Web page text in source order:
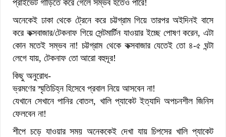
প্রাইভেট গাড়িতে করে গেলে সম্ভব হতেও পারে!
অনেকেই ঢাকা থেকে ট্রেনে করে চট্টগ্রাম গিয়ে তারপর অইদিনই বাসে
করে কক্সবাজার/টেকনাফ গিয়ে সেন্টমার্টিন যাওয়ার ইচ্ছে পোষণ করেন, এটা
কোন মতেই সম্ভব না! চট্টগ্রাম থেকে কক্সবাজার যেতেই তো ৪-৫ ঘন্টা
লেগে যায়, টেকনাফ তো আরো বহুদূর!
কিছু অনুরোধ-
ভ্রমণের স্মৃতিচিহ্ন হিসেবে প্রবাল নিয়ে আসবেন না!
যেখানে সেখানে পানির বোতল, খালি প্যাকেট ইত্যাদি অপচনশীল জিনিস
ফেলবেন না!
শীপে চড়ে যাওয়ার সময় অনেককেই দেখা যায় চিপসের খালি প্যাকেট